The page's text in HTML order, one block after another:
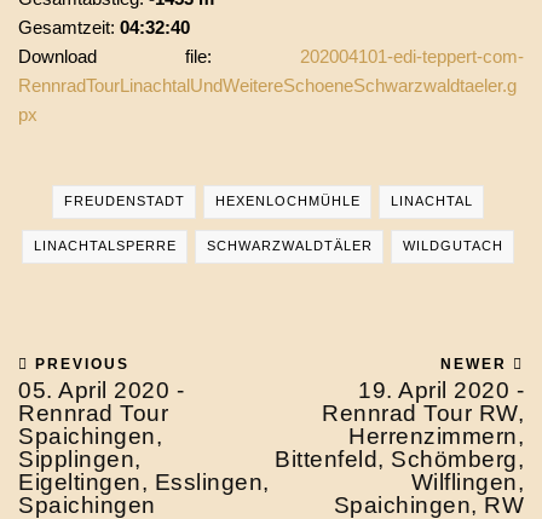
Gesamtzeit: 04:32:40
Download file: 202004101-edi-teppert-com-
RennradTourLinachtalUndWeitereSchoeneSchwarzwaldtaeler.g
px
FREUDENSTADT HEXENLOCHMÜHLE LINACHTAL
LINACHTALSPERRE SCHWARZWALDTÄLER WILDGUTACH
PREVIOUS
05. April 2020 -
Rennrad Tour
Spaichingen,
Sipplingen,
Eigeltingen, Esslingen,
Spaichingen
NEWER
19. April 2020 -
Rennrad Tour RW,
Herrenzimmern,
Bittenfeld, Schömberg,
Wilflingen,
Spaichingen, RW